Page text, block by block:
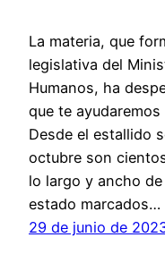
La materia, que
legislativa del
Humanos, ha
que te
Desde el estallido
octubre son
lo largo y ancho
estado marcados…
29 de junio de